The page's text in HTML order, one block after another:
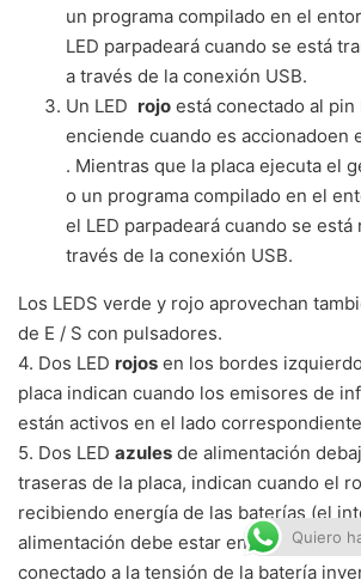
un programa compilado en el
LED parpadeará cuando se está
a través de la conexión USB.
Un LED rojo está conectado al pin
enciende cuando es accionadoen
. Mientras que la placa ejecuta el
o un programa compilado en el
el LED parpadeará cuando se
través de la conexión USB.
Los LEDS verde y rojo aprovechan
de E / S con pulsadores.
4. Dos LED rojos en los bordes
placa indican cuando los emisores de
están activos en el lado
5. Dos LED azules de alimentación
traseras de la placa, indican cuando el
recibiendo energía de las baterías (el
alimentación debe estar encendido). El
conectado a la tensión de la batería
Quiero